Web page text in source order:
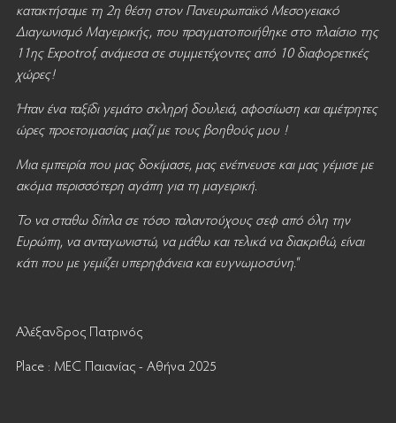
κατακτήσαμε τη 2η θέση στον Πανευρωπαϊκό Μεσογειακό
Διαγωνισμό Μαγειρικής, που πραγματοποιήθηκε στο πλαίσιο της
11ης Expotrof, ανάμεσα σε συμμετέχοντες από 10 διαφορετικές
χώρες!
Ήταν ένα ταξίδι γεμάτο σκληρή δουλειά, αφοσίωση και αμέτρητες
ώρες προετοιμασίας μαζί με τους βοηθούς μου !
Μια εμπειρία που μας δοκίμασε, μας ενέπνευσε και μας γέμισε με
ακόμα περισσότερη αγάπη για τη μαγειρική.
Το να σταθω δίπλα σε τόσο ταλαντούχους σεφ από όλη την
Ευρώπη, να ανταγωνιστώ, να μάθω και τελικά να διακριθώ, είναι
κάτι που με γεμίζει υπερηφάνεια και ευγνωμοσύνη."
Αλέξανδρος Πατρινός
Place : MEC Παιανίας - Αθήνα 2025